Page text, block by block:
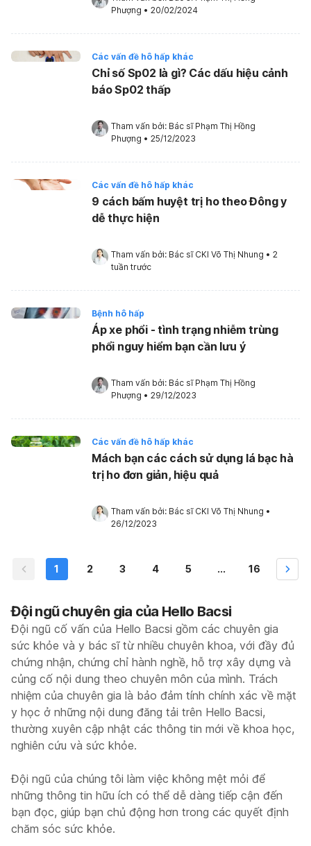
Phượng • 20/02/2024
Các vấn đề hô hấp khác
Chỉ số Sp02 là gì? Các dấu hiệu cảnh
báo Sp02 thấp
Tham vấn bởi: Bác sĩ Phạm Thị Hồng
Phượng • 25/12/2023
Các vấn đề hô hấp khác
9 cách bấm huyệt trị ho theo Đông y
dễ thực hiện
Tham vấn bởi: Bác sĩ CKI Võ Thị Nhung • 2
tuần trước
Bệnh hô hấp
Áp xe phổi - tình trạng nhiễm trùng
phổi nguy hiểm bạn cần lưu ý
Tham vấn bởi: Bác sĩ Phạm Thị Hồng
Phượng • 29/12/2023
Các vấn đề hô hấp khác
Mách bạn các cách sử dụng lá bạc hà
trị ho đơn giản, hiệu quả
Tham vấn bởi: Bác sĩ CKI Võ Thị Nhung •
26/12/2023
1 2 3 4 5 ... 16
Đội ngũ chuyên gia của Hello Bacsi
Đội ngũ cố vấn của Hello Bacsi gồm các chuyên gia
sức khỏe và y bác sĩ từ nhiều chuyên khoa, với đầy đủ
chứng nhận, chứng chỉ hành nghề, hỗ trợ xây dựng và
củng cố nội dung theo chuyên môn của mình. Trách
nhiệm của chuyên gia là bảo đảm tính chính xác về mặt
y học ở những nội dung đăng tải trên Hello Bacsi,
thường xuyên cập nhật các thông tin mới về khoa học,
nghiên cứu và sức khỏe.
Đội ngũ của chúng tôi làm việc không mệt mỏi để
những thông tin hữu ích có thể dễ dàng tiếp cận đến
bạn đọc, giúp bạn chủ động hơn trong các quyết định
chăm sóc sức khỏe.